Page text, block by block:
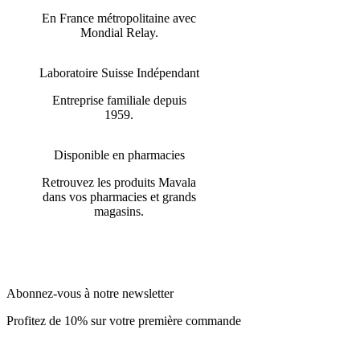
En France métropolitaine avec
Mondial Relay.
Laboratoire Suisse Indépendant
Entreprise familiale depuis
1959.
Disponible en pharmacies
Retrouvez les produits Mavala
dans vos pharmacies et grands
magasins.
Abonnez-vous à notre newsletter
Profitez de 10% sur votre première commande